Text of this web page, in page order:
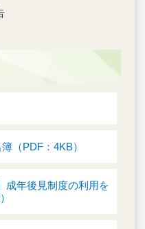
（PDF：4KB）
年後見制度の利用を